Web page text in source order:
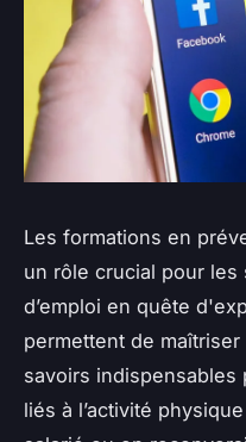
Les formations en
un rôle crucial pour les
d’emploi en quête
permettent de
savoirs
liés à l’activité